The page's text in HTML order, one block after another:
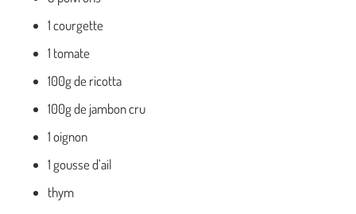
1 courgette
1 tomate
100g de ricotta
100g de jambon cru
1 oignon
1 gousse d’ail
thym